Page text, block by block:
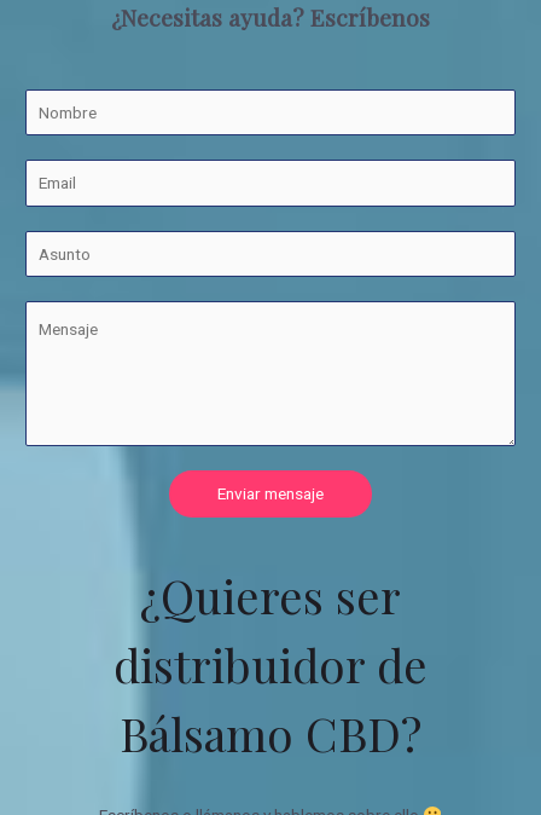
¿Necesitas ayuda? Escríbenos
Enviar mensaje
¿Quieres ser
distribuidor de
Bálsamo CBD?